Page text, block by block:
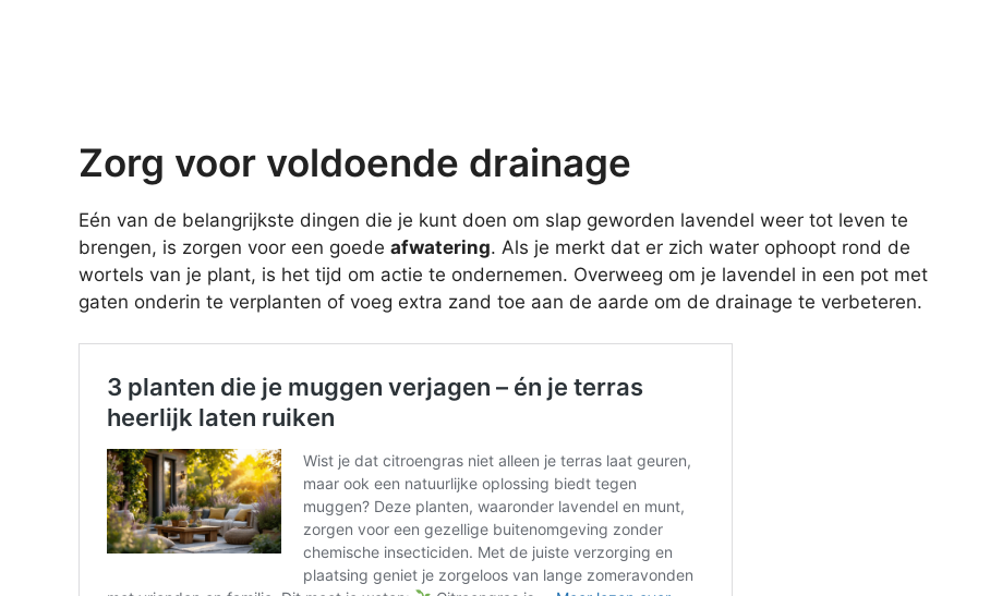
Zorg voor voldoende drainage
Eén van de belangrijkste dingen die je kunt doen om slap geworden lavendel weer tot leven te
brengen, is zorgen voor een goede afwatering. Als je merkt dat er zich water ophoopt rond de
wortels van je plant, is het tijd om actie te ondernemen. Overweeg om je lavendel in een pot met
gaten onderin te verplanten of voeg extra zand toe aan de aarde om de drainage te verbeteren.